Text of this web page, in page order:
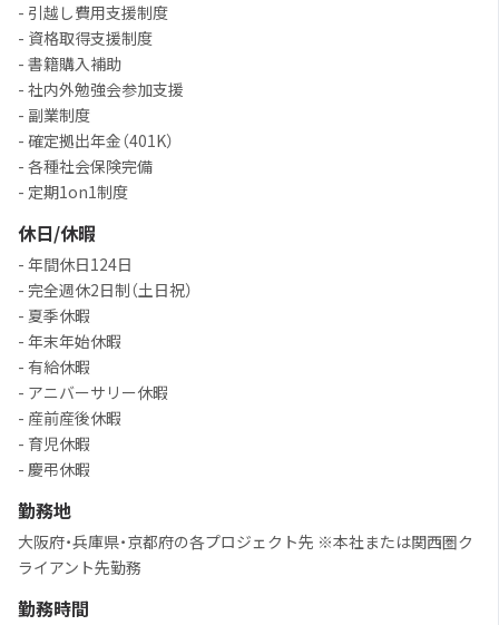
- 引越し費用支援制度
- 資格取得支援制度
- 書籍購入補助
- 社内外勉強会参加支援
- 副業制度
- 確定拠出年金（401K）
- 各種社会保険完備
- 定期1on1制度
休日/休暇
- 年間休日124日
- 完全週休2日制（土日祝）
- 夏季休暇
- 年末年始休暇
- 有給休暇
- アニバーサリー休暇
- 産前産後休暇
- 育児休暇
- 慶弔休暇
勤務地
大阪府・兵庫県・京都府の各プロジェクト先 ※本社または関西圏ク
ライアント先勤務
勤務時間